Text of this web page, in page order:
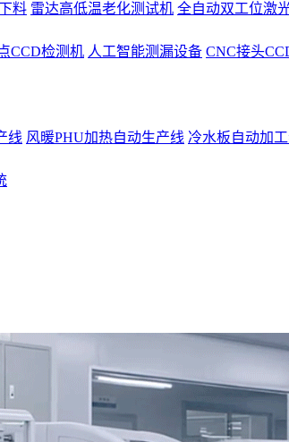
料 雷达高低温老化测试机 全自动双工位激
CCD检测机 人工智能测漏设备 CNC接头
线 风暖PHU加热自动生产线 冷水板自动加